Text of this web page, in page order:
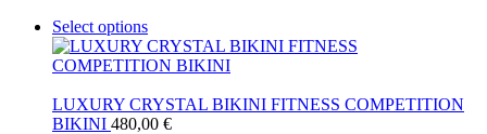
Select options
LUXURY CRYSTAL BIKINI FITNESS COMPETITION
BIKINI 480,00 €